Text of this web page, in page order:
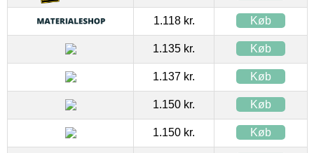
1.118 kr. Køb
1.135 kr. Køb
1.137 kr. Køb
1.150 kr. Køb
1.150 kr. Køb